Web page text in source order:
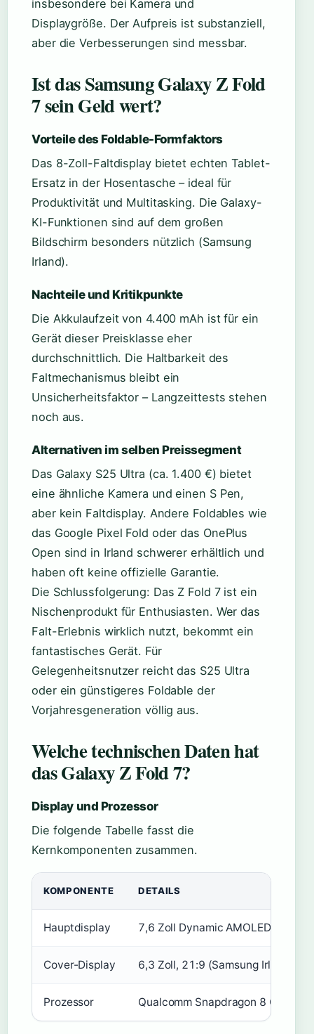
insbesondere bei Kamera und
Displaygröße. Der Aufpreis ist substanziell,
aber die Verbesserungen sind messbar.
Ist das Samsung Galaxy Z Fold
7 sein Geld wert?
Vorteile des Foldable-Formfaktors
Das 8-Zoll-Faltdisplay bietet echten Tablet-
Ersatz in der Hosentasche – ideal für
Produktivität und Multitasking. Die Galaxy-
KI-Funktionen sind auf dem großen
Bildschirm besonders nützlich (Samsung
Irland).
Nachteile und Kritikpunkte
Die Akkulaufzeit von 4.400 mAh ist für ein
Gerät dieser Preisklasse eher
durchschnittlich. Die Haltbarkeit des
Faltmechanismus bleibt ein
Unsicherheitsfaktor – Langzeittests stehen
noch aus.
Alternativen im selben Preissegment
Das Galaxy S25 Ultra (ca. 1.400 €) bietet
eine ähnliche Kamera und einen S Pen,
aber kein Faltdisplay. Andere Foldables wie
das Google Pixel Fold oder das OnePlus
Open sind in Irland schwerer erhältlich und
haben oft keine offizielle Garantie.
Die Schlussfolgerung: Das Z Fold 7 ist ein
Nischenprodukt für Enthusiasten. Wer das
Falt-Erlebnis wirklich nutzt, bekommt ein
fantastisches Gerät. Für
Gelegenheitsnutzer reicht das S25 Ultra
oder ein günstigeres Foldable der
Vorjahresgeneration völlig aus.
Welche technischen Daten hat
das Galaxy Z Fold 7?
Display und Prozessor
Die folgende Tabelle fasst die
Kernkomponenten zusammen.
KOMPONENTE DETAILS
Hauptdisplay 7,6 Zoll Dynamic AMOLED 2X,
Cover-Display 6,3 Zoll, 21:9 (Samsung Irland)
Prozessor Qualcomm Snapdragon 8 Gen 3